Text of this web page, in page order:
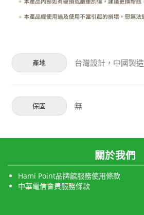
產地 台灣設計，中國製造
保固 無
關於我們
Hami Point品牌館服務使用條款
中華電信會員服務條款